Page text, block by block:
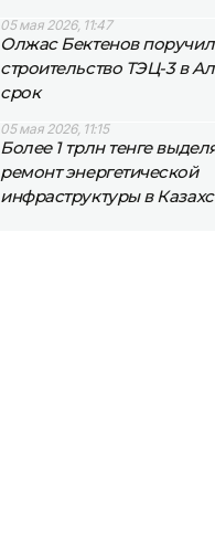
05 мая 2026, 11:47
Олжас Бектенов
строительство ТЭЦ-3 в
срок
05 мая 2026, 11:15
Более 1 трлн тенге
ремонт энергетической
инфраструктуры в